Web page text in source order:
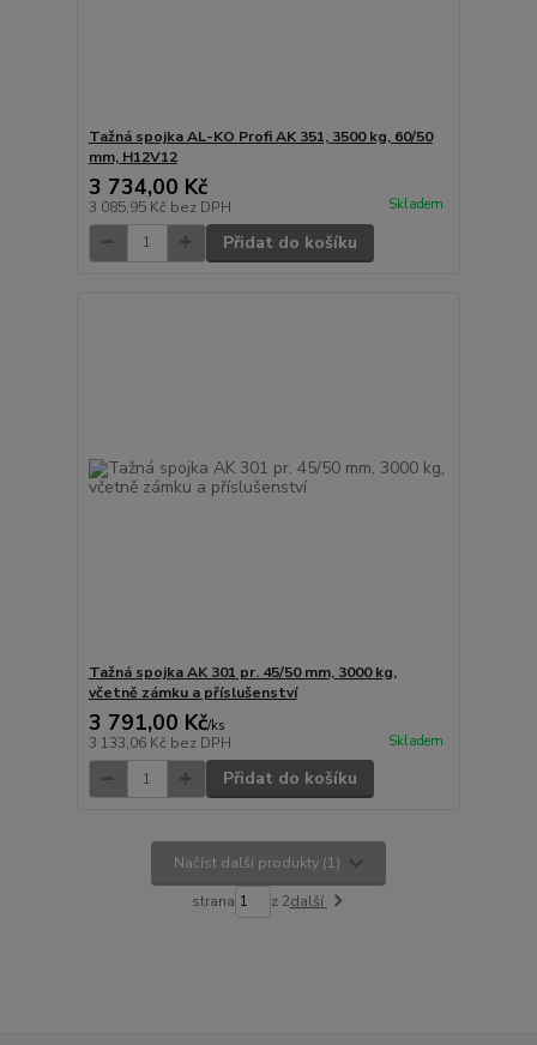
Tažná spojka AL-KO Profi AK 351, 3500 kg, 60/50
mm, H12V12
3 734,00 Kč
3 085,95 Kč bez DPH Skladem
Přidat do košíku
Tažná spojka AK 301 pr. 45/50 mm, 3000 kg,
včetně zámku a příslušenství
3 791,00 Kč/ks
3 133,06 Kč bez DPH Skladem
Přidat do košíku
Načíst další produkty (1)
strana z 2další